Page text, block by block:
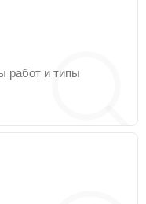
работ и типы